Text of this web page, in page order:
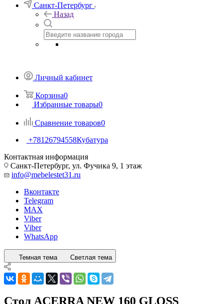
Санкт-Петербург
Назад
Личный кабинет
Корзина0
Избранные товары0
Сравнение товаров0
+78126794558Кубатура
Контактная информация
Санкт-Петербург, ул. Фучика 9, 1 этаж
info@mebelestet31.ru
Вконтакте
Telegram
MAX
Viber
Viber
WhatsApp
Темная тема Светлая тема
Стол ACERRA NEW 160 GLOSS